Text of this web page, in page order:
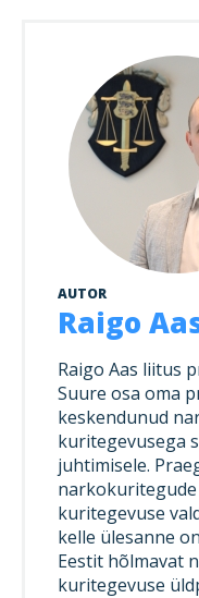
AUTOR
Raigo
Raigo Aas liitus
Suure osa oma
keskendunud
kuritegevusega
juhtimisele.
kuritegevuse
kelle ülesanne
Eestit hõlmavat
kuritegevuse